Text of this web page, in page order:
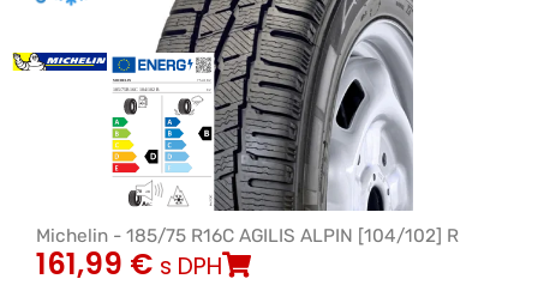
Michelin - 185/75 R16C AGILIS ALPIN [104/102] R
161,99 € s DPH